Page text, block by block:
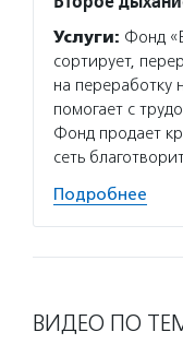
Услуги: Фонд
сортирует,
на переработку
помогает с
Фонд продает
сеть
Подробнее
ВИДЕО ПО